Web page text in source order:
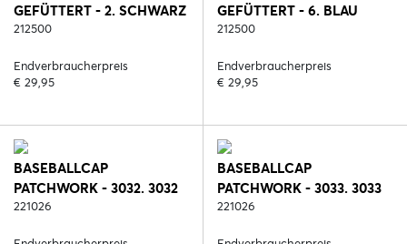
GEFÜTTERT - 2. SCHWARZ
212500
Endverbraucherpreis
€ 29,95
GEFÜTTERT - 6. BLAU
212500
Endverbraucherpreis
€ 29,95
BASEBALLCAP
PATCHWORK - 3032. 3032
221026
BASEBALLCAP
PATCHWORK - 3033. 3033
221026